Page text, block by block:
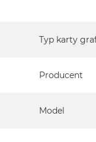
gwarancję
kontaktując się z
Typ karty
Producent
Model